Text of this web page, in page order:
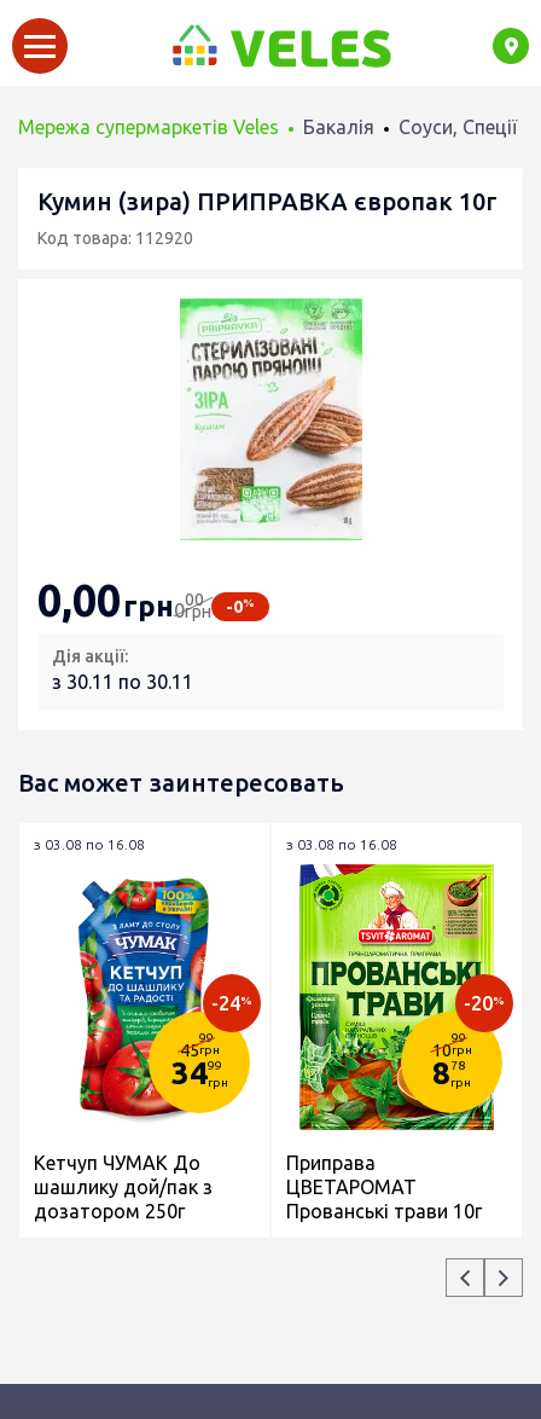
Мережа супермаркетів Veles Бакалія Соуси, Спеції
Кумин (зира) ПРИПРАВКА європак 10г
Код товара: 112920
0,00грн000
грн -0%
Дія акції:
з 30.11 по 30.11
Вас может заинтересовать
з 03.08 по 16.08
45
99
грн
3499
грн
-24%
Кетчуп ЧУМАК До
шашлику дой/пак з
дозатором 250г
з 03.08 по 16.08
10
99
грн
878
грн
-20%
Приправа
ЦВЕТАРОМАТ
Прованські трави 10г